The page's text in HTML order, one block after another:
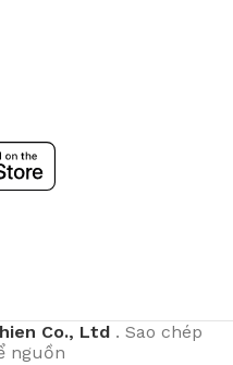
Co., Ltd. Sao chép
nguồn